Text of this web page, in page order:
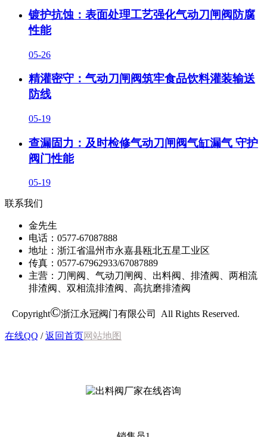
镀护抗蚀：表面处理工艺强化气动刀闸阀防腐
性能
05-26
精灌密守：气动刀闸阀筑牢食品饮料灌装输送
防线
05-19
查漏固力：及时检修气动刀闸阀气缸漏气 守护
阀门性能
05-19
联系我们
金先生
电话：0577-67087888
地址：浙江省温州市永嘉县瓯北五星工业区
传真：0577-67962933/67087889
主营：刀闸阀、气动刀闸阀、出料阀、排渣阀、两相流
排渣阀、双相流排渣阀、高抗磨排渣阀
Copyright©浙江永冠阀门有限公司 All Rights Reserved.
在线QQ /返回首页 网站地图